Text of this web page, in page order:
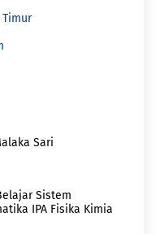
Sari
Sistem
IPA Fisika Kimia